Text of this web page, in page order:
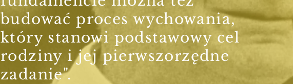
budować proces wychowania,
który stanowi podstawowy cel
rodziny i jej pierwszorzędne
zadanie".